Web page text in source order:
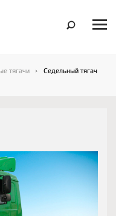
тягачи
Седельный тягач